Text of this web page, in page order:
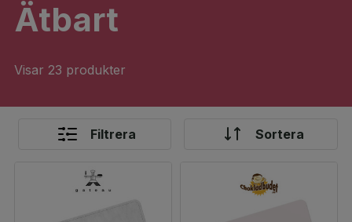
Ätbart
Visar 23 produkter
Filtrera Sortera